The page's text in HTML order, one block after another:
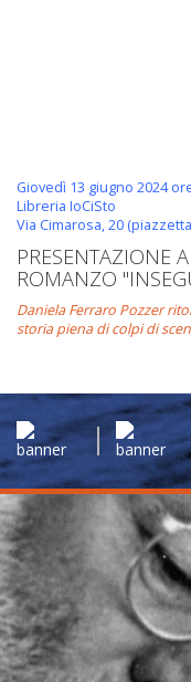
Giovedì 13 giugno 2024
Libreria IoCiSto
Via Cimarosa, 20
PRESENTAZIONE
ROMANZO
Daniela Ferraro Pozzer
storia piena di colpi di